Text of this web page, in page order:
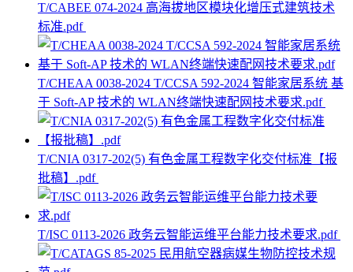
T/CABEE 074-2024 高海拔地区模块化增压式建筑技术
标准.pdf
T/CHEAA 0038-2024 T/CCSA 592-2024 智能家居系统 基
于 Soft-AP 技术的 WLAN终端快速配网技术要求.pdf
T/CNIA 0317-202(5) 有色金属工程数字化交付标准【报
批稿】.pdf
T/ISC 0113-2026 政务云智能运维平台能力技术要求.pdf